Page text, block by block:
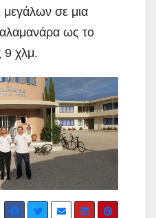
μεγάλων σε μια
ως το
9 χλμ.